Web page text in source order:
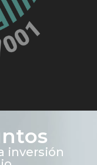
inversión